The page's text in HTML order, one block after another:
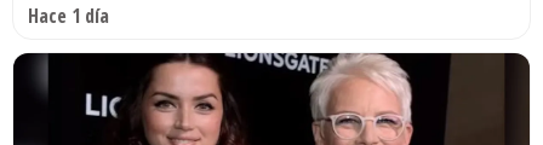
Hace 1 día